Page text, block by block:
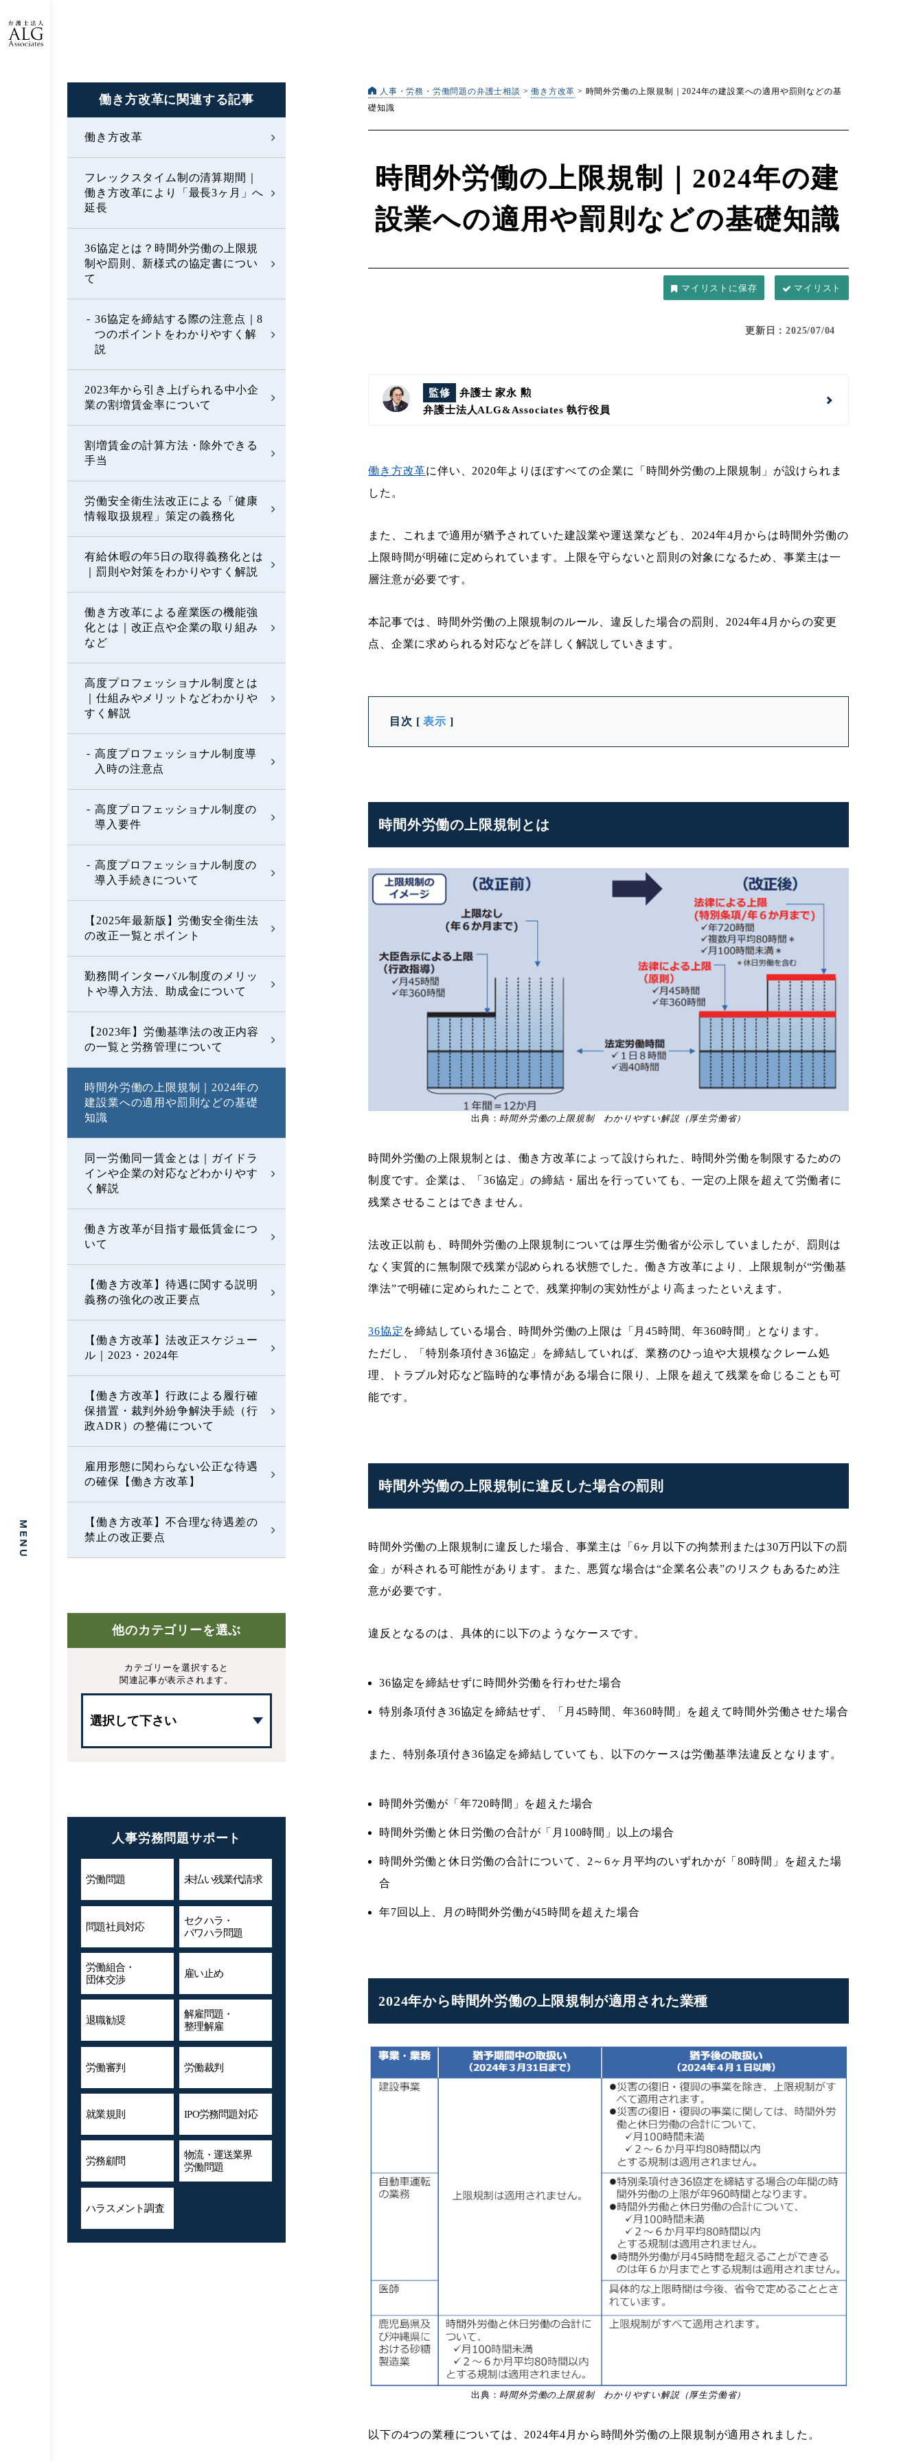
働き方改革に 関連する記事
働き方改革
フレックスタイム制の清算期間｜
働き方改革により「最長3ヶ月」へ
延長
36協定とは？時間外労働の上限規
制や罰則、新様式の協定書につい
て
36協定を締結する際の注意点｜8
つのポイントをわかりやすく解
説
2023年から引き上げられる中小企
業の割増賃金率について
割増賃金の計算方法・除外できる
手当
労働安全衛生法改正による「健康
情報取扱規程」策定の義務化
有給休暇の年5日の取得義務化とは
｜罰則や対策をわかりやすく解説
働き方改革による産業医の機能強
化とは｜改正点や企業の取り組み
など
高度プロフェッショナル制度とは
｜仕組みやメリットなどわかりや
すく解説
高度プロフェッショナル制度導
入時の注意点
高度プロフェッショナル制度の
導入要件
高度プロフェッショナル制度の
導入手続きについて
【2025年最新版】労働安全衛生法
の改正一覧とポイント
勤務間インターバル制度のメリッ
トや導入方法、助成金について
【2023年】労働基準法の改正内容
の一覧と労務管理について
時間外労働の上限規制｜2024年の
建設業への適用や罰則などの基礎
知識
同一労働同一賃金とは｜ガイドラ
インや企業の対応などわかりやす
く解説
働き方改革が目指す最低賃金につ
いて
【働き方改革】待遇に関する説明
義務の強化の改正要点
【働き方改革】法改正スケジュー
ル｜2023・2024年
【働き方改革】行政による履行確
保措置・裁判外紛争解決手続（行
政ADR）の整備について
雇用形態に関わらない公正な待遇
の確保【働き方改革】
【働き方改革】不合理な待遇差の
禁止の改正要点
他のカテゴリーを選ぶ
カテゴリーを選択すると
関連記事が表示されます。
人事労務問題サポート
労働問題 未払い残業代請求
問題社員対応
セクハラ・
パワハラ問題
労働組合・
団体交渉
雇い止め
退職勧奨
解雇問題・
整理解雇
労働審判 労働裁判
就業規則 IPO労務問題対応
労務顧問
物流・運送業界
労働問題
ハラスメント調査
人事・労務・労働問題の弁護士相談 >働き方改革 > 時間外労働の上限規制｜2024年の建設業への適用や罰則などの基
礎知識
時間外労働の上限規制｜2024年の建
設業への適用や罰則などの基礎知識
マイリスト
更新日：2025/07/04
監修
弁護士 家永 勲
弁護士法人ALG&Associates執行役員
働き方改革に伴い、2020年よりほぼすべての企業に「時間外労働の上限規制」が設けられま
した。
また、これまで適用が猶予されていた建設業や運送業なども、2024年4月からは時間外労働の
上限時間が明確に定められています。上限を守らないと罰則の対象になるため、事業主は一
層注意が必要です。
本記事では、時間外労働の上限規制のルール、違反した場合の罰則、2024年4月からの変更
点、企業に求められる対応などを詳しく解説していきます。
目次 [ 表示 ]
時間外労働の上限規制とは
出典： 時間外労働の上限規制 わかりやすい解説（厚生労働省）
時間外労働の上限規制とは、働き方改革によって設けられた、時間外労働を制限するための
制度です。企業は、「36協定」の締結・届出を行っていても、一定の上限を超えて労働者に
残業させることはできません。
法改正以前も、時間外労働の上限規制については厚生労働省が公示していましたが、罰則は
なく実質的に無制限で残業が認められる状態でした。働き方改革により、上限規制が“労働基
準法”で明確に定められたことで、残業抑制の実効性がより高まったといえます。
36協定を締結している場合、時間外労働の上限は「月45時間、年360時間」となります。
ただし、「特別条項付き36協定」を締結していれば、業務のひっ迫や大規模なクレーム処
理、トラブル対応など臨時的な事情がある場合に限り、上限を超えて残業を命じることも可
能です。
時間外労働の上限規制に違反した場合の罰則
時間外労働の上限規制に違反した場合、事業主は「6ヶ月以下の拘禁刑または30万円以下の罰
金」が科される可能性があります。また、悪質な場合は“企業名公表”のリスクもあるため注
意が必要です。
違反となるのは、具体的に以下のようなケースです。
36協定を締結せずに時間外労働を行わせた場合
特別条項付き36協定を締結せず、「月45時間、年360時間」を超えて時間外労働させた場合
また、特別条項付き36協定を締結していても、以下のケースは労働基準法違反となります。
時間外労働が「年720時間」を超えた場合
時間外労働と休日労働の合計が「月100時間」以上の場合
時間外労働と休日労働の合計について、2～6ヶ月平均のいずれかが「80時間」を超えた場
合
年7回以上、月の時間外労働が45時間を超えた場合
2024年から時間外労働の上限規制が適用された業種
出典： 時間外労働の上限規制 わかりやすい解説（厚生労働省）
以下の4つの業種については、2024年4月から時間外労働の上限規制が適用されました。